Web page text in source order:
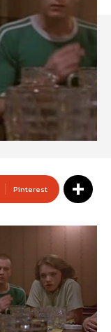
Pinterest